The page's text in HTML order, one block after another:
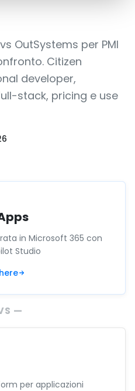
OutSystems per PMI
Citizen
developer,
stack, pricing e use
in Microsoft 365 con
Studio
—
per applicazioni